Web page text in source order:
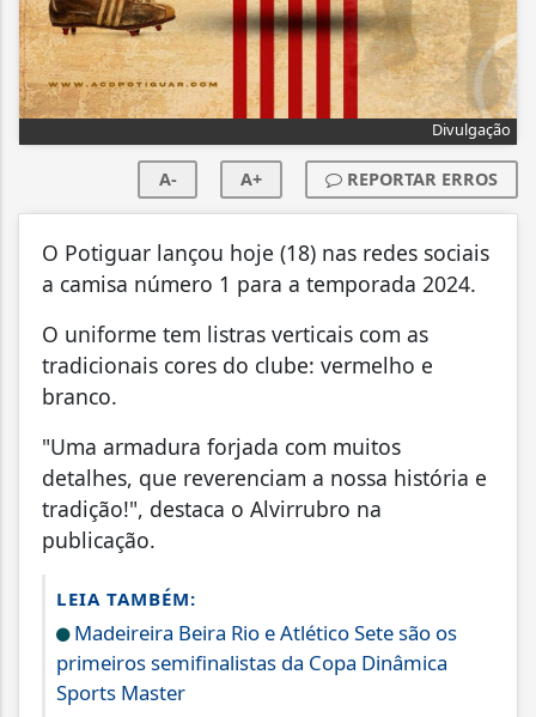
Divulgação
A- A+ REPORTAR ERROS
O Potiguar lançou hoje (18) nas redes sociais
a camisa número 1 para a temporada 2024.
O uniforme tem listras verticais com as
tradicionais cores do clube: vermelho e
branco.
"Uma armadura forjada com muitos
detalhes, que reverenciam a nossa história e
tradição!", destaca o Alvirrubro na
publicação.
LEIA TAMBÉM:
Madeireira Beira Rio e Atlético Sete são os
primeiros semifinalistas da Copa Dinâmica
Sports Master